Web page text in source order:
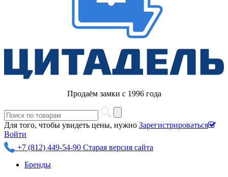
Продаём замки с 1996 года
Для того, чтобы увидеть цены, нужно Зарегистрироваться
Войти
+7 (812) 449-54-90 Старая версия сайта
Бренды